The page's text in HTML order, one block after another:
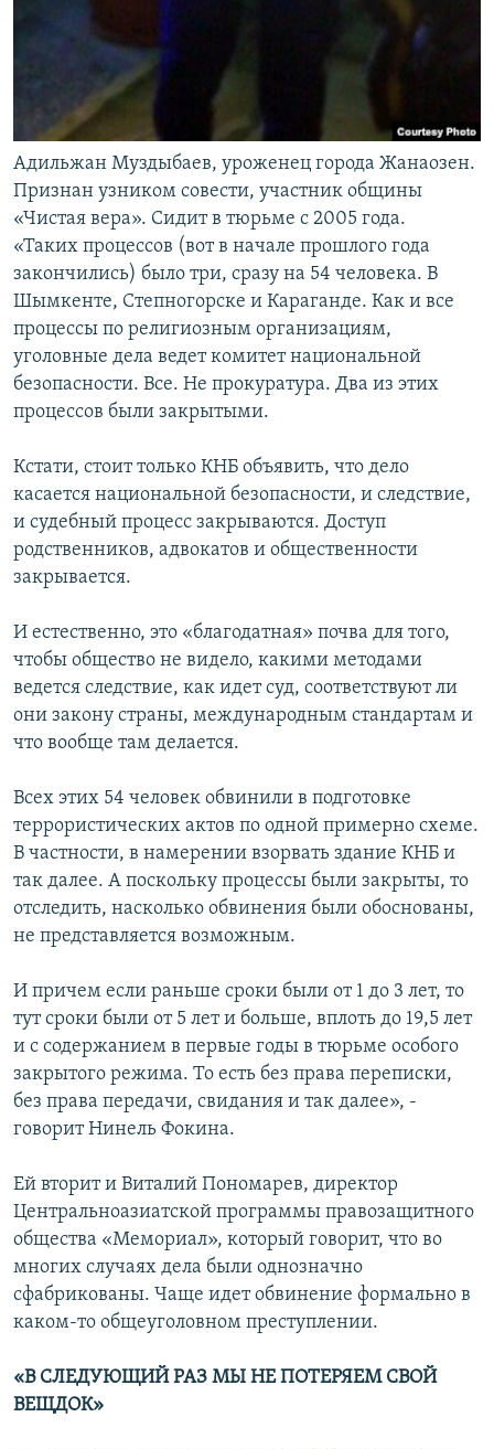
Адильжан Муздыбаев, уроженец города Жанаозен.
Признан узником совести, участник общины
«Чистая вера». Сидит в тюрьме с 2005 года.
«Таких процессов (вот в начале прошлого года
закончились) было три, сразу на 54 человека. В
Шымкенте, Степногорске и Караганде. Как и все
процессы по религиозным организациям,
уголовные дела ведет комитет национальной
безопасности. Все. Не прокуратура. Два из этих
процессов были закрытыми.
Кстати, стоит только КНБ объявить, что дело
касается национальной безопасности, и следствие,
и судебный процесс закрываются. Доступ
родственников, адвокатов и общественности
закрывается.
И естественно, это «благодатная» почва для того,
чтобы общество не видело, какими методами
ведется следствие, как идет суд, соответствуют ли
они закону страны, международным стандартам и
что вообще там делается.
Всех этих 54 человек обвинили в подготовке
террористических актов по одной примерно схеме.
В частности, в намерении взорвать здание КНБ и
так далее. А поскольку процессы были закрыты, то
отследить, насколько обвинения были обоснованы,
не представляется возможным.
И причем если раньше сроки были от 1 до 3 лет, то
тут сроки были от 5 лет и больше, вплоть до 19,5 лет
и с содержанием в первые годы в тюрьме особого
закрытого режима. То есть без права переписки,
без права передачи, свидания и так далее», -
говорит Нинель Фокина.
Ей вторит и Виталий Пономарев, директор
Центральноазиатской программы правозащитного
общества «Мемориал», который говорит, что во
многих случаях дела были однозначно
сфабрикованы. Чаще идет обвинение формально в
каком-то общеуголовном преступлении.
«В СЛЕДУЮЩИЙ РАЗ МЫ НЕ ПОТЕРЯЕМ СВОЙ
ВЕЩДОК»